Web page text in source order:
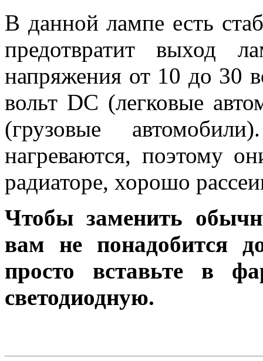
В данной лампе есть
предотвратит выход
напряжения от 10 до 30
вольт DC (легковые
(грузовые
нагреваются, поэтому
радиаторе, хорошо
Чтобы заменить
вам не понадобится
просто вставьте в
светодиодную.